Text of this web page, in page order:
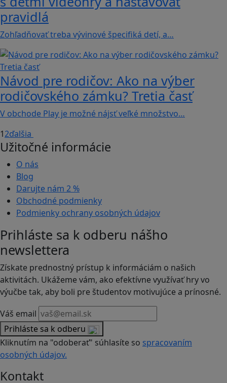
pravidlá
Zohľadňovať treba vývinové špecifiká detí, a…
Návod pre rodičov: Ako na výber
rodičovského zámku? Tretia časť
V obchode Play je možné nájsť veľké množstvo…
12ďalšia
Užitočné informácie
O nás
Blog
Darujte nám 2 %
Obchodné podmienky
Podmienky ochrany osobných údajov
Prihláste sa k odberu nášho
newslettera
Získate prednostný prístup k informáciám o našich
aktivitách. Ukážeme vám, ako efektívne využívať hry vo
výučbe tak, aby boli pre študentov motivujúce a prínosné.
Váš email
Prihláste sa k odberu
Kliknutím na "odoberať" súhlasíte so spracovaním
osobných údajov.
Kontakt